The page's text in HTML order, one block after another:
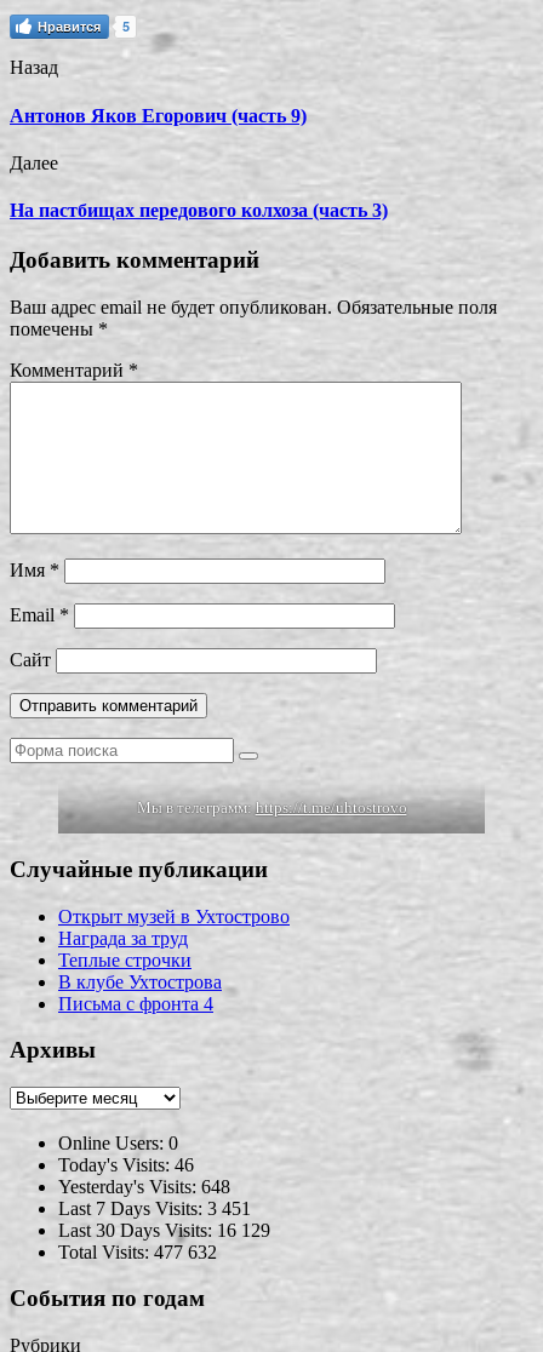
Нравится 5
Назад
Антонов Яков Егорович (часть 9)
Далее
На пастбищах передового колхоза (часть 3)
Добавить комментарий
Ваш адрес email не будет опубликован. Обязательные поля
помечены *
Комментарий *
Имя *
Email*
Сайт
Поиск
Мы в телеграмм:https://t.me/uhtostrovo
Случайные публикации
Открыт музей в Ухтострово
Награда за труд
Теплые строчки
В клубе Ухтострова
Письма с фронта 4
Архивы
Архивы
Online Users: 0
Today's Visits: 46
Yesterday's Visits: 648
Last 7 Days Visits: 3 451
Last 30 Days Visits: 16 129
Total Visits: 477 632
События по годам
Рубрики